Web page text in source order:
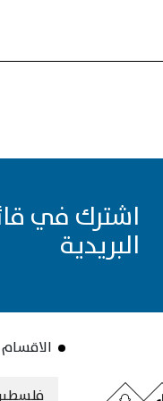
اشترك في
البريدية
الاقسام